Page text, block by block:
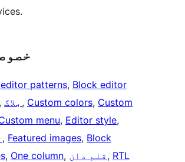
patterns, Block editor
, بلاگ , Custom colors, Custom
menu, Editor style
, Featured images, Block
, One column, قلم دان , RTL